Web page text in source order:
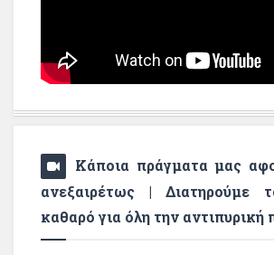
Κάποια πράγματα μας
ανεξαιρέτως | Διατηρούμε
καθαρό για όλη την αντιπυρική